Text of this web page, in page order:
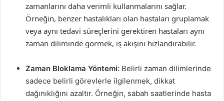
zamanlarını daha verimli kullanmalarını sağlar.
Örneğin, benzer hastalıkları olan hastaları gruplamak
veya aynı tedavi süreçlerini gerektiren hastaları aynı
zaman diliminde görmek, iş akışını hızlandırabilir.
Zaman Bloklama Yöntemi: Belirli zaman dilimlerinde
sadece belirli görevlerle ilgilenmek, dikkat
dağınıklığını azaltır. Örneğin, sabah saatlerinde hasta